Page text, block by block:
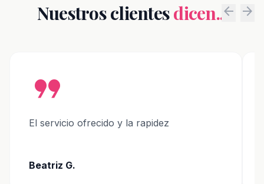
Nuestros clientesdicen...arrow_back arrow_forward
format_quote
El servicio ofrecido y la rapidez
Beatriz G.